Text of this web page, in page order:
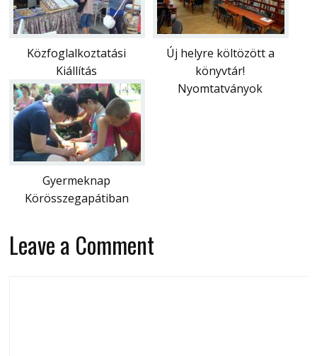
Közfoglalkoztatási
Kiállítás
Új helyre költözött a
könyvtár!
Gyermeknap
Körösszegapátiban
Nyomtatványok
Leave a Comment